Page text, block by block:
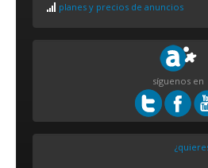
planes y precios de anuncios
síguenos en